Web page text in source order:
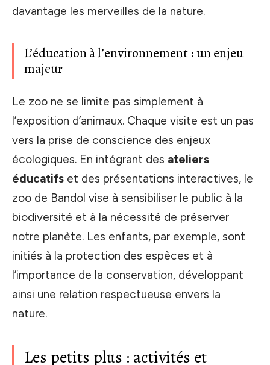
davantage les merveilles de la nature.
L’éducation à l’environnement : un enjeu
majeur
Le zoo ne se limite pas simplement à
l’exposition d’animaux. Chaque visite est un pas
vers la prise de conscience des enjeux
écologiques. En intégrant des ateliers
éducatifs et des présentations interactives, le
zoo de Bandol vise à sensibiliser le public à la
biodiversité et à la nécessité de préserver
notre planète. Les enfants, par exemple, sont
initiés à la protection des espèces et à
l’importance de la conservation, développant
ainsi une relation respectueuse envers la
nature.
Les petits plus : activités et